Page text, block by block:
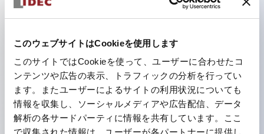
このウェブサイトはCookieを使用します
このサイトではCookieを使って、ユーザーに合わせたコ
ンテンツや広告の表示、トラフィックの分析を行ってい
ます。またユーザーによるサイトの利用状況についても
情報を収集し、ソーシャルメディアや広告配信、データ
解析の各サードパーティに情報を共有しています。ここ
で収集された情報は、ユーザーが各パートナーに提供し
照光ユニットの低電圧タイプ（6～24Vタイプ）は
2026年1月より新カタログモデルの製品に順次切り替え
予定
パネルへの取付強度が要求される用途や北米向け機械な
どに適した亜鉛ダイカストタイプ
フィンガープロテクション構造、ねじアップ端子構造、
保護構造IP20に対応したHW-U形コンタクトブロック